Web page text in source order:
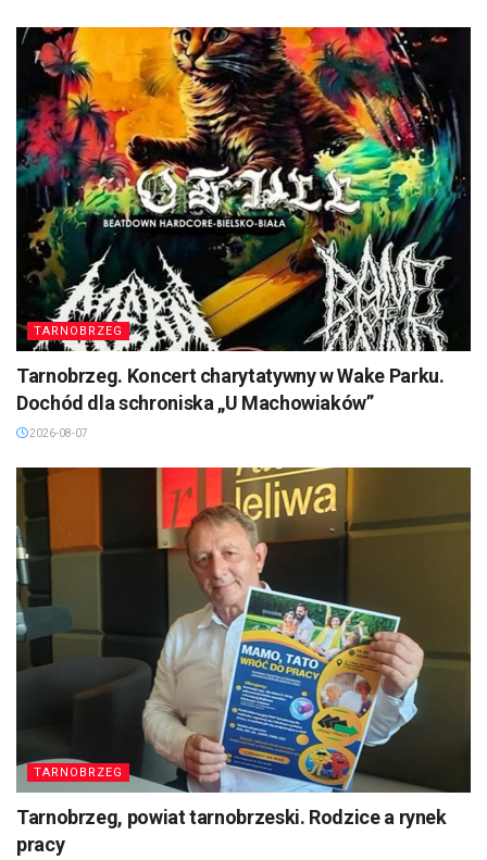
TARNOBRZEG
Tarnobrzeg. Koncert charytatywny w Wake Parku.
Dochód dla schroniska „U Machowiaków”
2026-08-07
TARNOBRZEG
Tarnobrzeg, powiat tarnobrzeski. Rodzice a rynek
pracy